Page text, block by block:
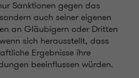
Sanktionen gegen das
auch seiner eigenen
an Gläubigern oder Dritten
sich herausstellt, dass
Ergebnisse ihre
beeinflussen würden.